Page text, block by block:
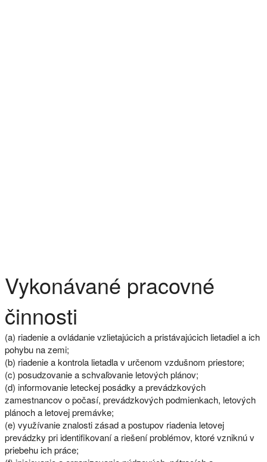
Vykonávané pracovné
činnosti
(a) riadenie a ovládanie vzlietajúcich a pristávajúcich lietadiel a ich
pohybu na zemi;
(b) riadenie a kontrola lietadla v určenom vzdušnom priestore;
(c) posudzovanie a schvaľovanie letových plánov;
(d) informovanie leteckej posádky a prevádzkových
zamestnancov o počasí, prevádzkových podmienkach, letových
plánoch a letovej premávke;
(e) využívanie znalosti zásad a postupov riadenia letovej
prevádzky pri identifikovaní a riešení problémov, ktoré vzniknú v
priebehu ich práce;